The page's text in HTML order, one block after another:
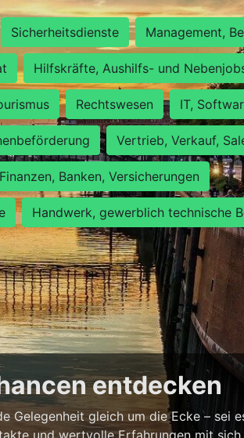
Sicherheitsdienste Management,
Hilfskräfte, Aushilfs- und
Rechtswesen IT,
Vertrieb, Verkauf,
Finanzen, Banken, Versicherungen
Handwerk, gewerblich technische
entdecken
Gelegenheit gleich um die Ecke – sei